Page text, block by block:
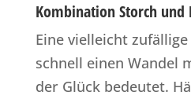
Kombination Storch und
Eine vielleicht
schnell einen Wandel
der Glück bedeutet.